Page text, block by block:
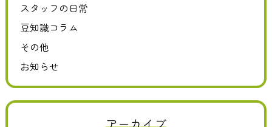
スタッフの日常
豆知識コラム
その他
お知らせ